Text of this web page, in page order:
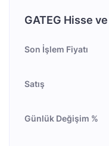
GATEG Hisse
Son İşlem Fiyatı
Satış
Günlük Değişim %